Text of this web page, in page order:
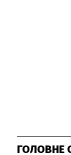
ГОЛОВНЕ